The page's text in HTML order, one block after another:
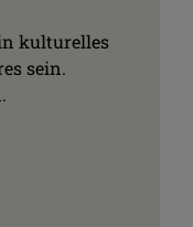
kulturelles
sein.